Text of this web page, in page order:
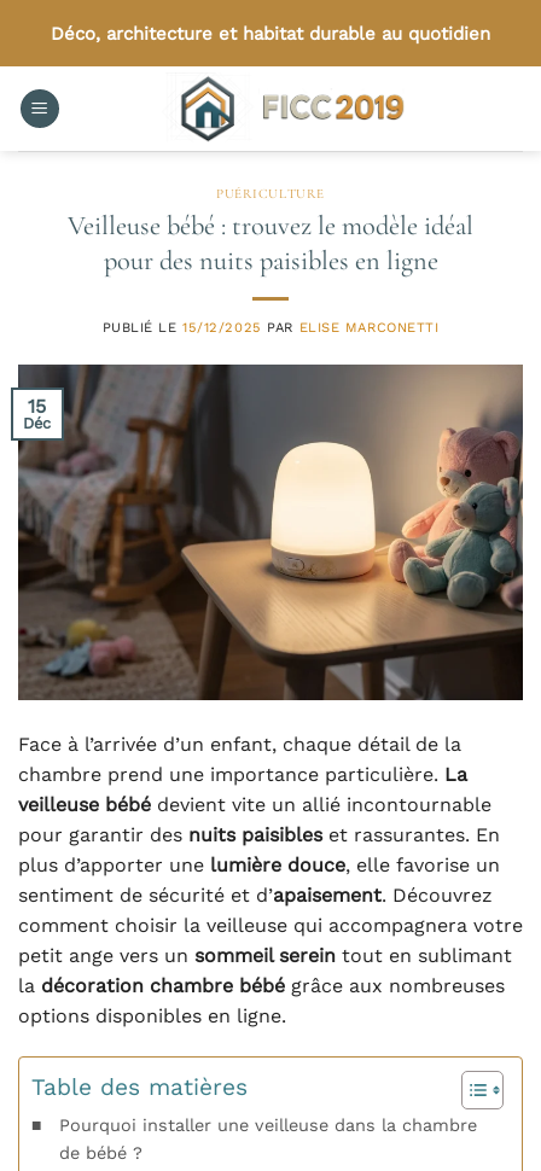
contenu
Déco, architecture et habitat durable au quotidien
PUÉRICULTURE
Veilleuse bébé : trouvez le modèle idéal
pour des nuits paisibles en ligne
PUBLIÉ LE15/12/2025 PAR ELISE MARCONETTI
15
Déc
Face à l’arrivée d’un enfant, chaque détail de la
chambre prend une importance particulière. La
veilleuse bébé devient vite un allié incontournable
pour garantir des nuits paisibleset rassurantes. En
plus d’apporter une lumière douce, elle favorise un
sentiment de sécurité et d’apaisement. Découvrez
comment choisir la veilleuse qui accompagnera votre
petit ange vers un sommeil serein tout en sublimant
la décoration chambre bébé grâce aux nombreuses
options disponibles en ligne.
Table des matières
Pourquoi installer une veilleuse dans la chambre
de bébé ?